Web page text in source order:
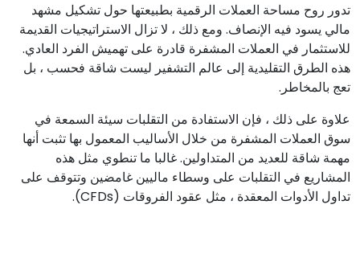
تدور روح مساحة العملات الرقمية بطبيعتها حول تشكيل مشهد
مالي يسود فيه الإنصاف. ومع ذلك ، لا تزال الاستراتيجيات القديمة
للاستثمار في العملات المشفرة قادرة على تهميش الفرد العادي.
هذه الطرق التقليدية إلى عالم التشفير ليست شاقة فحسب ، بل
تعج بالمخاطر.
علاوة على ذلك ، فإن الاستفادة من التقلبات سيئة السمعة في
سوق العملات المشفرة من خلال الأساليب المعمول بها تثبت أنها
مهمة شاقة للعديد من المتداولين. غالبا ما تنطوي مثل هذه
المشاريع في التقلبات على وسطاء ماليين غامضين وتتوقف على
تداول الأدوات المعقدة ، مثل عقود الفروقات (CFDs).